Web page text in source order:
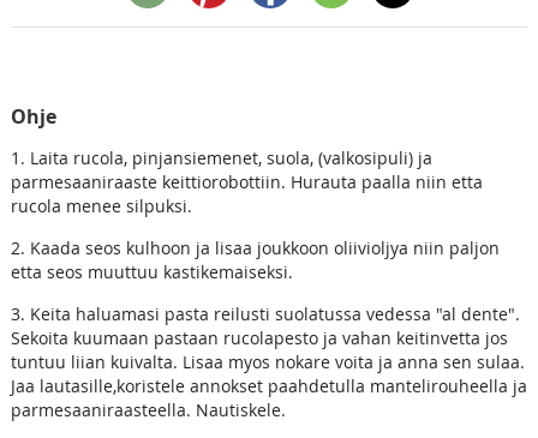
Ohje
1. Laita rucola, pinjansiemenet, suola, (valkosipuli) ja
parmesaaniraaste keittiorobottiin. Hurauta paalla niin etta
rucola menee silpuksi.
2. Kaada seos kulhoon ja lisaa joukkoon oliivioljya niin paljon
etta seos muuttuu kastikemaiseksi.
3. Keita haluamasi pasta reilusti suolatussa vedessa "al dente".
Sekoita kuumaan pastaan rucolapesto ja vahan keitinvetta jos
tuntuu liian kuivalta. Lisaa myos nokare voita ja anna sen sulaa.
Jaa lautasille,koristele annokset paahdetulla mantelirouheella ja
parmesaaniraasteella. Nautiskele.